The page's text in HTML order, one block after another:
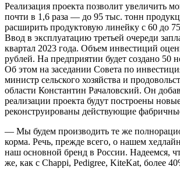
Реализация проекта позволит увеличить
почти в 1,6 раза — до 95 тыс. тонн
расширить продуктовую линейку с 60 до
Ввод в эксплуатацию третьей очереди
квартал 2023 года. Объем инвестиций
рублей. На предприятии будет создано 50
Об этом на заседании Совета по
министр сельского хозяйства и
области Константин Рачаловский. Он
реализации проекта будут построены
реконструированы действующие
— Мы будем производить те же
корма. Речь, прежде всего, о нашем
наш основной бренд в России. Надеемся,
же, как с Chappi, Pedigree, KiteKat, более